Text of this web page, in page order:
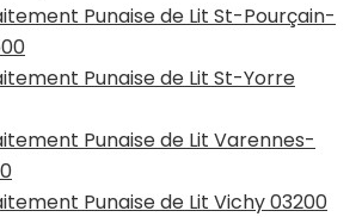
Punaise de Lit St-Pourçain-
Punaise de Lit St-Yorre
Punaise de Lit Varennes-
Punaise de Lit Vichy 03200